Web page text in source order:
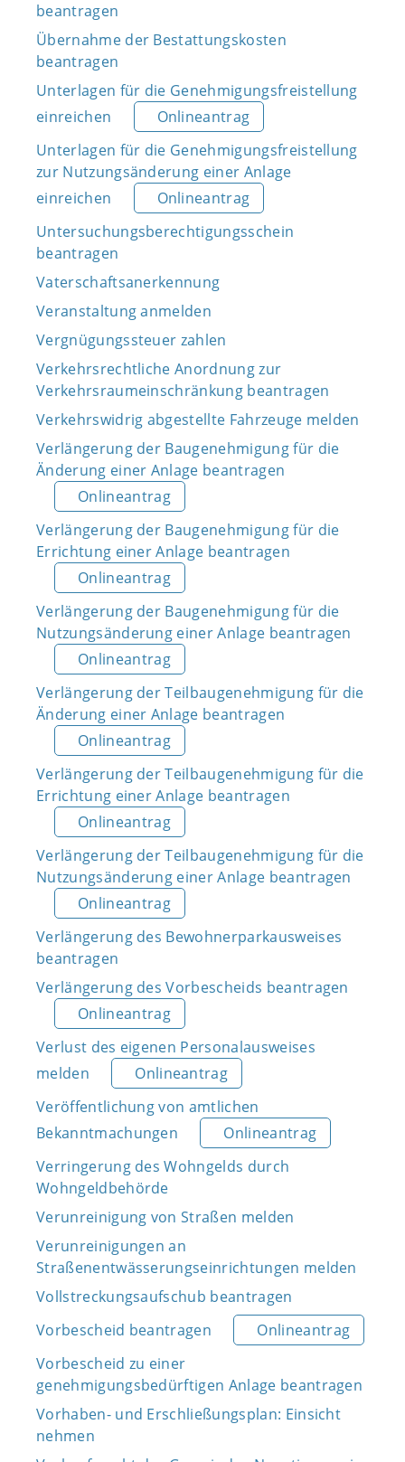
beantragen
Übernahme der Bestattungskosten
beantragen
Unterlagen für die Genehmigungsfreistellung
einreichen
Onlineantrag
Unterlagen für die Genehmigungsfreistellung
zur Nutzungsänderung einer Anlage
einreichen
Onlineantrag
Untersuchungsberechtigungsschein
beantragen
Vaterschaftsanerkennung
Veranstaltung anmelden
Vergnügungssteuer zahlen
Verkehrsrechtliche Anordnung zur
Verkehrsraumeinschränkung beantragen
Verkehrswidrig abgestellte Fahrzeuge melden
Verlängerung der Baugenehmigung für die
Änderung einer Anlage beantragen
Onlineantrag
Verlängerung der Baugenehmigung für die
Errichtung einer Anlage beantragen
Onlineantrag
Verlängerung der Baugenehmigung für die
Nutzungsänderung einer Anlage beantragen
Onlineantrag
Verlängerung der Teilbaugenehmigung für die
Änderung einer Anlage beantragen
Onlineantrag
Verlängerung der Teilbaugenehmigung für die
Errichtung einer Anlage beantragen
Onlineantrag
Verlängerung der Teilbaugenehmigung für die
Nutzungsänderung einer Anlage beantragen
Onlineantrag
Verlängerung des Bewohnerparkausweises
beantragen
Verlängerung des Vorbescheids beantragen
Onlineantrag
Verlust des eigenen Personalausweises
melden
Onlineantrag
Veröffentlichung von amtlichen
Bekanntmachungen
Onlineantrag
Verringerung des Wohngelds durch
Wohngeldbehörde
Verunreinigung von Straßen melden
Verunreinigungen an
Straßenentwässerungseinrichtungen melden
Vollstreckungsaufschub beantragen
Vorbescheid beantragen
Onlineantrag
Vorbescheid zu einer
genehmigungsbedürftigen Anlage beantragen
Vorhaben- und Erschließungsplan: Einsicht
nehmen